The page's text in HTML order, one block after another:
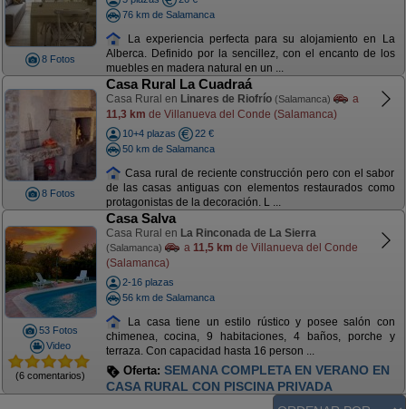
8 Fotos
76 km de Salamanca
La experiencia perfecta para su alojamiento en La
Alberca. Definido por la sencillez, con el encanto de los
muebles en madera natural en un ...
8 Fotos
Casa Rural La Cuadraá
Casa Rural en Linares de Riofrío (Salamanca)
a
11,3 km de Villanueva del Conde (Salamanca)
10+4 plazas
22 €
50 km de Salamanca
Casa rural de reciente construcción pero con el sabor
de las casas antiguas con elementos restaurados como
protagonistas de la decoración. L ...
53 Fotos
Video
(6 comentarios)
Casa Salva
Casa Rural en La Rinconada de La Sierra
(Salamanca) a 11,5 km de Villanueva del Conde
(Salamanca)
2-16 plazas
56 km de Salamanca
La casa tiene un estilo rústico y posee salón con
chimenea, cocina, 9 habitaciones, 4 baños, porche y
terraza. Con capacidad hasta 16 person ...
Oferta: SEMANA COMPLETA EN VERANO EN
CASA RURAL CON PISCINA PRIVADA